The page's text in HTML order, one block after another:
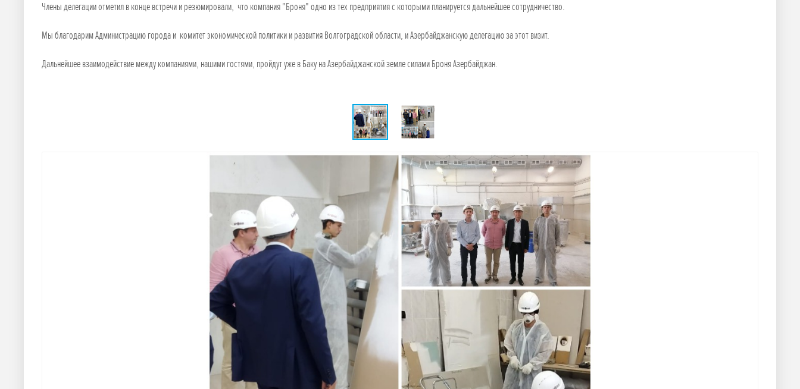
Члены делегации отметил в конце встречи и резюмировали, что компания "Броня" одно из тех предприятия с которыми планируется дальнейшее сотрудничество.
Мы благодарим Администрацию города и комитет экономической политики и развития Волгоградской области, и Азербайджанскую делегацию за этот визит.
Дальнейшее взаимодействие между компаниями, нашими гостями, пройдут уже в Баку на Азербайджанской земле силами Броня Азербайджан.